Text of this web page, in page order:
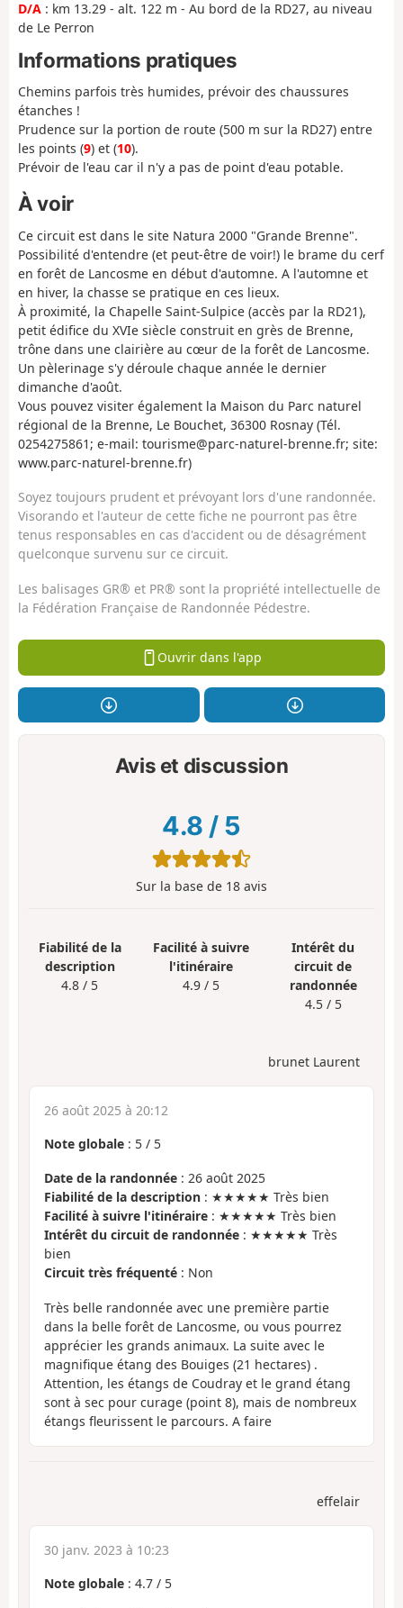
D/A : km 13.29 - alt. 122 m - Au bord de la RD27, au niveau
de Le Perron
Informations pratiques
Chemins parfois très humides, prévoir des chaussures
étanches !
Prudence sur la portion de route (500 m sur la RD27) entre
les points (9) et (10).
Prévoir de l'eau car il n'y a pas de point d'eau potable.
À voir
Ce circuit est dans le site Natura 2000 "Grande Brenne".
Possibilité d'entendre (et peut-être de voir!) le brame du cerf
en forêt de Lancosme en début d'automne. A l'automne et
en hiver, la chasse se pratique en ces lieux.
À proximité, la Chapelle Saint-Sulpice (accès par la RD21),
petit édifice du XVIe siècle construit en grès de Brenne,
trône dans une clairière au cœur de la forêt de Lancosme.
Un pèlerinage s'y déroule chaque année le dernier
dimanche d'août.
Vous pouvez visiter également la Maison du Parc naturel
régional de la Brenne, Le Bouchet, 36300 Rosnay (Tél.
0254275861; e-mail: tourisme@parc-naturel-brenne.fr; site:
www.parc-naturel-brenne.fr)
Soyez toujours prudent et prévoyant lors d'une randonnée.
Visorando et l'auteur de cette fiche ne pourront pas être
tenus responsables en cas d'accident ou de désagrément
quelconque survenu sur ce circuit.
Les balisages GR® et PR® sont la propriété intellectuelle de
la Fédération Française de Randonnée Pédestre.
Ouvrir dans l'app
Avis et discussion
4.8 / 5
Sur la base de 18 avis
Fiabilité de la
description
4.8 / 5
Facilité à suivre
l'itinéraire
4.9 / 5
Intérêt du
circuit de
randonnée
4.5 / 5
brunet Laurent
26 août 2025 à 20:12
Note globale : 5 / 5
Date de la randonnée : 26 août 2025
Fiabilité de la description : ★★★★★ Très bien
Facilité à suivre l'itinéraire : ★★★★★ Très bien
Intérêt du circuit de randonnée : ★★★★★ Très
bien
Circuit très fréquenté : Non
Très belle randonnée avec une première partie
dans la belle forêt de Lancosme, ou vous pourrez
apprécier les grands animaux. La suite avec le
magnifique étang des Bouiges (21 hectares) .
Attention, les étangs de Coudray et le grand étang
sont à sec pour curage (point 8), mais de nombreux
étangs fleurissent le parcours. A faire
effelair
30 janv. 2023 à 10:23
Note globale : 4.7 / 5